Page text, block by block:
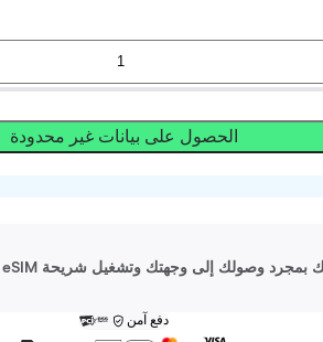
الحصول على بيانات غير محدودة
دفع آمن